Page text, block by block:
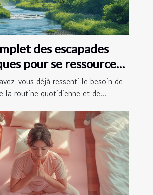
des escapades
pour se ressourcer
vous déjà ressenti le besoin de
la routine quotidienne et de...